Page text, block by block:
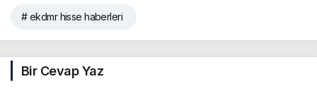
# ekdmr hisse haberleri
Bir Cevap Yaz